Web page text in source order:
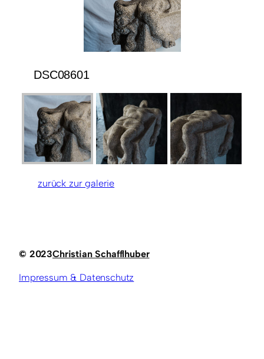
DSC08601
zurück zur galerie
© 2023Christian Schafflhuber
Impressum & Datenschutz